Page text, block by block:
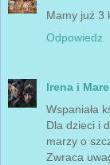
Mamy już 3
Odpowiedz
Irena i
Wspaniała
Dla dzieci i
marzy o
Zwraca